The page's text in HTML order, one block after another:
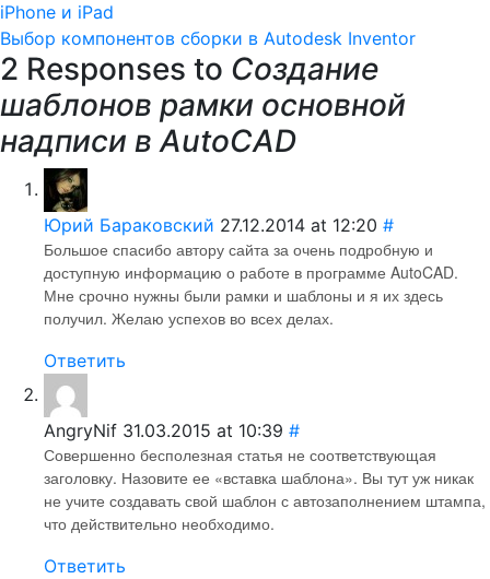
iPhone и iPad
Выбор компонентов сборки в Autodesk Inventor
2 Responses to Создание
шаблонов рамки основной
надписи в AutoCAD
Юрий Бараковский 27.12.2014 at 12:20 #
Большое спасибо автору сайта за очень подробную и
доступную информацию о работе в программе AutoCAD.
Мне срочно нужны были рамки и шаблоны и я их здесь
получил. Желаю успехов во всех делах.
Ответить
AngryNif 31.03.2015 at 10:39 #
Совершенно бесполезная статья не соответствующая
заголовку. Назовите ее «вставка шаблона». Вы тут уж никак
не учите создавать свой шаблон с автозаполнением штампа,
что действительно необходимо.
Ответить